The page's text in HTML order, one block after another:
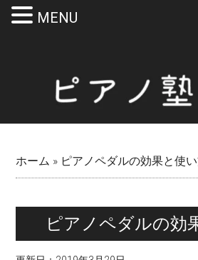
ホーム » ピアノペダルの効果と使
ピアノペダルの効
MENU